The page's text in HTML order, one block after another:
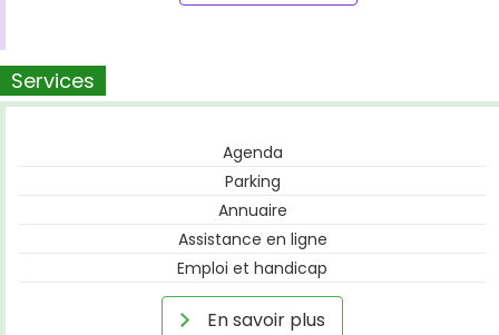
Services
Agenda
Parking
Annuaire
Assistance en ligne
Emploi et handicap
En savoir plus